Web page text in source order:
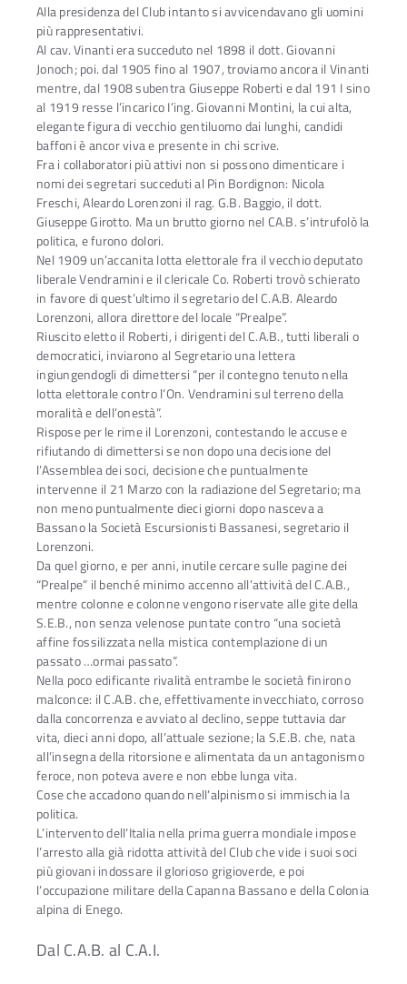
Alla presidenza del Club intanto si avvicendavano gli uomini
più rappresentativi.
Al cav. Vinanti era succeduto nel 1898 il dott. Giovanni
Jonoch; poi. dal 1905 fino al 1907, troviamo ancora il Vinanti
mentre, dal 1908 subentra Giuseppe Roberti e dal 191 I sino
al 1919 resse l’incarico I’ing. Giovanni Montini, la cui alta,
elegante figura di vecchio gentiluomo dai lunghi, candidi
baffoni è ancor viva e presente in chi scrive.
Fra i collaboratori più attivi non si possono dimenticare i
nomi dei segretari succeduti al Pin Bordignon: Nicola
Freschi, Aleardo Lorenzoni il rag. G.B. Baggio, il dott.
Giuseppe Girotto. Ma un brutto giorno nel CA.B. s’intrufolò la
politica, e furono dolori.
Nel 1909 un’accanita lotta elettorale fra il vecchio deputato
liberale Vendramini e il clericale Co. Roberti trovò schierato
in favore di quest’ultimo il segretario del C.A.B. Aleardo
Lorenzoni, allora direttore del locale “Prealpe”.
Riuscito eletto il Roberti, i dirigenti del C.A.B., tutti liberali o
democratici, inviarono al Segretario una lettera
ingiungendogli di dimettersi “per il contegno tenuto nella
lotta elettorale contro l’On. Vendramini sul terreno della
moralità e dell’onestà”.
Rispose per le rime il Lorenzoni, contestando le accuse e
rifiutando di dimettersi se non dopo una decisione del
l’Assemblea dei soci, decisione che puntualmente
intervenne il 21 Marzo con la radiazione del Segretario; ma
non meno puntualmente dieci giorni dopo nasceva a
Bassano la Società Escursionisti Bassanesi, segretario il
Lorenzoni.
Da quel giorno, e per anni, inutile cercare sulle pagine dei
“Prealpe” il benché minimo accenno all’attività del C.A.B.,
mentre colonne e colonne vengono riservate alle gite della
S.E.B., non senza velenose puntate contro “una società
affine fossilizzata nella mistica contemplazione di un
passato …ormai passato”.
Nella poco edificante rivalità entrambe le società finirono
malconce: il C.A.B. che, effettivamente invecchiato, corroso
dalla concorrenza e avviato al declino, seppe tuttavia dar
vita, dieci anni dopo, all’attuale sezione; la S.E.B. che, nata
all’insegna della ritorsione e alimentata da un antagonismo
feroce, non poteva avere e non ebbe lunga vita.
Cose che accadono quando nell’alpinismo si immischia la
politica.
L’intervento dell’Italia nella prima guerra mondiale impose
l’arresto alla già ridotta attività del Club che vide i suoi soci
più giovani indossare il glorioso grigioverde, e poi
l’occupazione militare della Capanna Bassano e della Colonia
alpina di Enego.
Dal C.A.B. al C.A.I.